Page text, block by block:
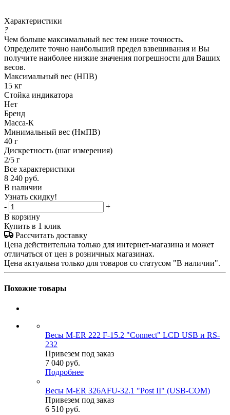
Характеристики
?
Чем больше максимальный вес тем ниже точность.
Определите точно наибольший предел взвешивания и Вы
получите наиболее низкие значения погрешности для Ваших
весов.
Максимальный вес (НПВ)
15 кг
Стойка индикатора
Нет
Бренд
Масса-К
Минимальный вес (НмПВ)
40 г
Дискретность (шаг измерения)
2/5 г
Все характеристики
8 240 руб.
В наличии
Узнать скидку!
-
+
В корзину
Купить в 1 клик
Рассчитать доставку
Цена действительна только для интернет-магазина и может
отличаться от цен в розничных магазинах.
Цена актуальна только для товаров со статусом "В наличии".
Похожие товары
Весы M-ER 222 F-15.2 "Connect" LCD USB и RS-
232
Привезем под заказ
7 040 руб.
Подробнее
Весы M-ER 326AFU-32.1 "Post II" (USB-COM)
Привезем под заказ
6 510 руб.